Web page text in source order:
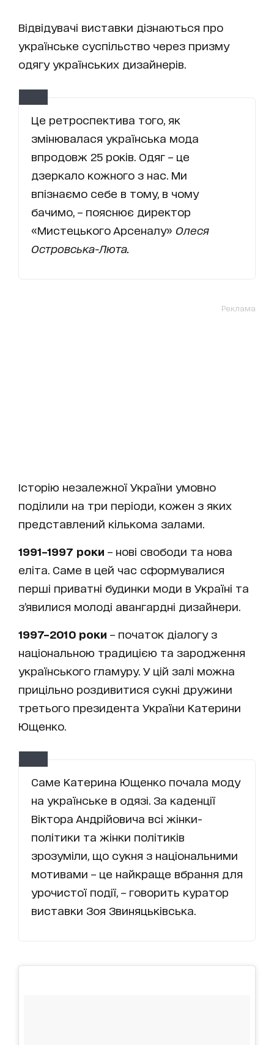
Відвідувачі виставки дізнаються про
українське суспільство через призму
одягу українських дизайнерів.
Це ретроспектива того, як
змінювалася українська мода
впродовж 25 років. Одяг – це
дзеркало кожного з нас. Ми
впізнаємо себе в тому, в чому
бачимо, – пояснює директор
«Мистецького Арсеналу» Олеся
Островська-Люта
Реклама
Історію незалежної України умовно
поділили на три періоди, кожен з яких
представлений кількома залами.
1991–1997 роки – нові свободи та нова
еліта. Саме в цей час сформувалися
перші приватні будинки моди в Україні та
з’явилися молоді авангардні дизайнери.
1997–2010 роки – початок діалогу з
національною традицією та зародження
українського гламуру. У цій залі можна
прицільно роздивитися сукні дружини
третього президента України Катерини
Ющенко.
Саме Катерина Ющенко почала моду
на українське в одязі. За каденції
Віктора Андрійовича всі жінки-
політики та жінки політиків
зрозуміли, що сукня з національними
мотивами – це найкраще вбрання для
урочистої події, – говорить куратор
виставки Зоя Звиняцьківська.